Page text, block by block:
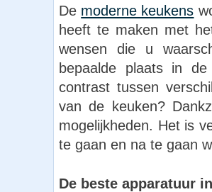
De moderne keukens
heeft te maken met
wensen die u
bepaalde plaats in
contrast tussen
van de keuken?
mogelijkheden. Het is
te gaan en na te gaan
De beste apparatuur